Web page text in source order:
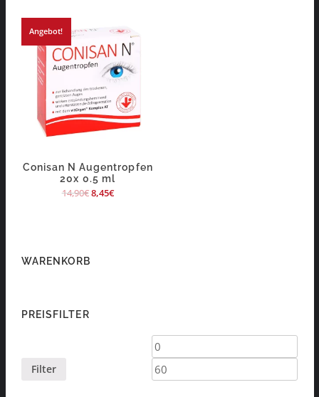
Angebot!
Conisan N Augentropfen
20x 0.5 ml
14,90€8,45€
WARENKORB
PREISFILTER
Min.
Preis
Filter